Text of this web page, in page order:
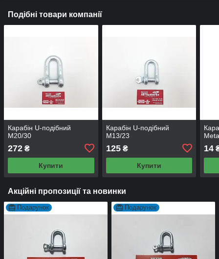
Подібні товари компанії
Карабін U-подібний
M20/30
272 ₴
Купити
Карабін U-подібний
M13/23
125₴
Купити
14
Акційні пропозиції та новинки
Подарунок Подарунок